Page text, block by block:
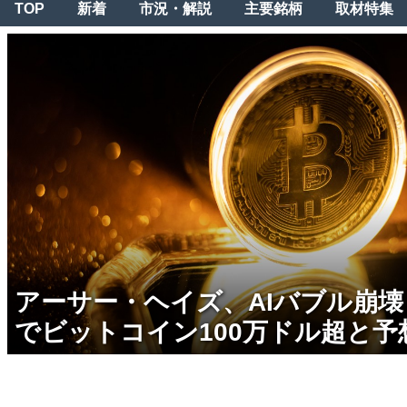
TOP 新着 市況・解説 主要銘柄 取材特集
アーサー・ヘイズ、AIバブル崩
でビットコイン100万ドル超と予